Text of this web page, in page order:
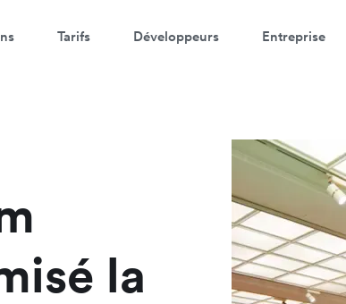
Tarifs Développeurs Entreprise
la
une démo de 3 minutes
vos coordonnées ci-dessous pour visionner la démo: